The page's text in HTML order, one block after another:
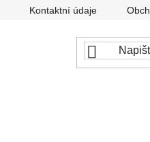
Kontaktní údaje